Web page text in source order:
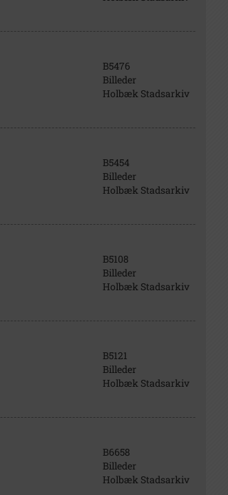
B5476
Billeder
Holbæk Stadsarkiv
B5454
Billeder
Holbæk Stadsarkiv
B5108
Billeder
Holbæk Stadsarkiv
B5121
Billeder
Holbæk Stadsarkiv
B6658
Billeder
Holbæk Stadsarkiv